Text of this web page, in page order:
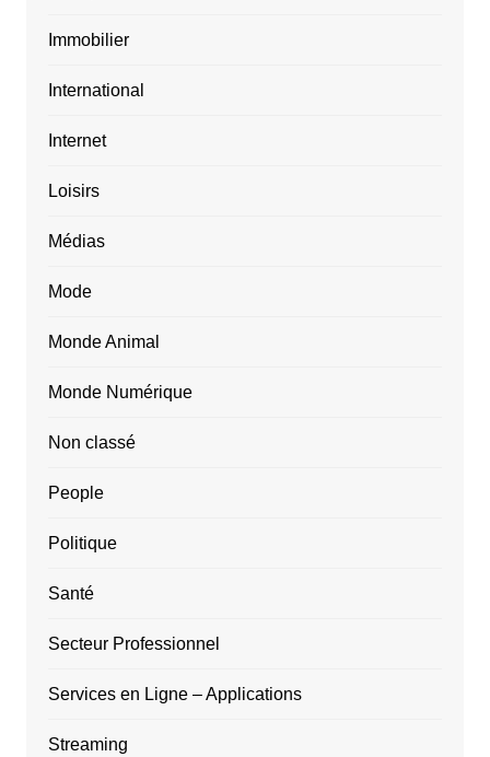
Immobilier
International
Internet
Loisirs
Médias
Mode
Monde Animal
Monde Numérique
Non classé
People
Politique
Santé
Secteur Professionnel
Services en Ligne – Applications
Streaming